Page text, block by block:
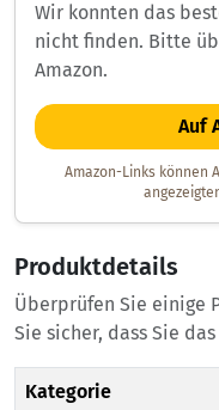
Wir konnten das
nicht finden. Bitte
Amazon.
Auf
Amazon-Links können
Produktdetails
Überprüfen Sie einige
Sie sicher, dass Sie
Kategorie